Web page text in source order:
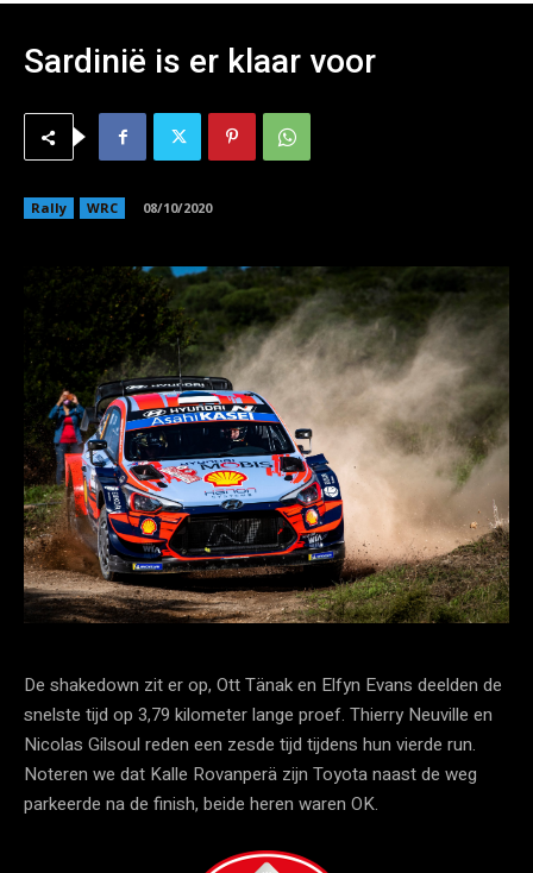
Sardinië is er klaar voor
Rally WRC 08/10/2020
De shakedown zit er op, Ott Tänak en Elfyn Evans deelden de
snelste tijd op 3,79 kilometer lange proef. Thierry Neuville en
Nicolas Gilsoul reden een zesde tijd tijdens hun vierde run.
Noteren we dat Kalle Rovanperä zijn Toyota naast de weg
parkeerde na de finish, beide heren waren OK.